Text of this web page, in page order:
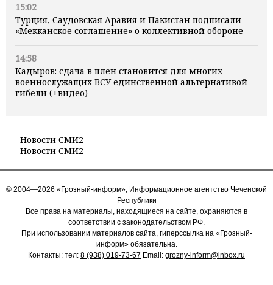
15:02
Турция, Саудовская Аравия и Пакистан подписали
«Мекканское соглашение» о коллективной обороне
14:58
Кадыров: сдача в плен становится для многих
военнослужащих ВСУ единственной альтернативой
гибели (+видео)
Новости СМИ2
Новости СМИ2
© 2004—2026 «Грозный-информ», Информационное агентство Чеченской
Республики
Все права на материалы, находящиеся на сайте, охраняются в
соответствии с законодательством РФ.
При использовании материалов сайта, гиперссылка на «Грозный-
информ» обязательна.
Контакты: тел: 8 (938) 019-73-67 Email: grozny-inform@inbox.ru